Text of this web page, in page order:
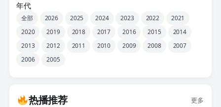
年代
全部 2026 2025 2024 2023 2022
2021
2020
2019 2018 2017 2016 2015
2014
2013
2012 2011 2010 2009 2008
2007
2006
2005
热播推荐 更多